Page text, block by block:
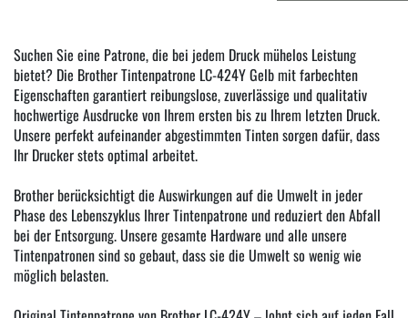
Suchen Sie eine Patrone, die bei jedem Druck mühelos Leistung
bietet? Die Brother Tintenpatrone LC-424Y Gelb mit farbechten
Eigenschaften garantiert reibungslose, zuverlässige und qualitativ
hochwertige Ausdrucke von Ihrem ersten bis zu Ihrem letzten Druck.
Unsere perfekt aufeinander abgestimmten Tinten sorgen dafür, dass
Ihr Drucker stets optimal arbeitet.
Brother berücksichtigt die Auswirkungen auf die Umwelt in jeder
Phase des Lebenszyklus Ihrer Tintenpatrone und reduziert den Abfall
bei der Entsorgung. Unsere gesamte Hardware und alle unsere
Tintenpatronen sind so gebaut, dass sie die Umwelt so wenig wie
möglich belasten.